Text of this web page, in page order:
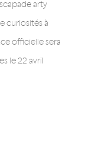
arty
curiosités à
officielle sera
le 22 avril